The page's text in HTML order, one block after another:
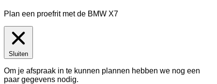
Plan een proefrit met de BMW X7
Sluiten
Om je afspraak in te kunnen plannen hebben we nog een
paar gegevens nodig.